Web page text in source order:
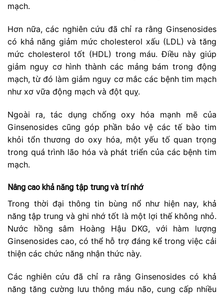
mạch.
Hơn nữa, các nghiên cứu đã chỉ ra rằng Ginsenosides
có khả năng giảm mức cholesterol xấu (LDL) và tăng
mức cholesterol tốt (HDL) trong máu. Điều này giúp
giảm nguy cơ hình thành các mảng bám trong động
mạch, từ đó làm giảm nguy cơ mắc các bệnh tim mạch
như xơ vữa động mạch và đột quỵ.
Ngoài ra, tác dụng chống oxy hóa mạnh mẽ của
Ginsenosides cũng góp phần bảo vệ các tế bào tim
khỏi tổn thương do oxy hóa, một yếu tố quan trọng
trong quá trình lão hóa và phát triển của các bệnh tim
mạch.
Nâng cao khả năng tập trung và trí nhớ
Trong thời đại thông tin bùng nổ như hiện nay, khả
năng tập trung và ghi nhớ tốt là một lợi thế không nhỏ.
Nước hồng sâm Hoàng Hậu DKG, với hàm lượng
Ginsenosides cao, có thể hỗ trợ đáng kể trong việc cải
thiện các chức năng nhận thức này.
Các nghiên cứu đã chỉ ra rằng Ginsenosides có khả
năng tăng cường lưu thông máu não, cung cấp nhiều